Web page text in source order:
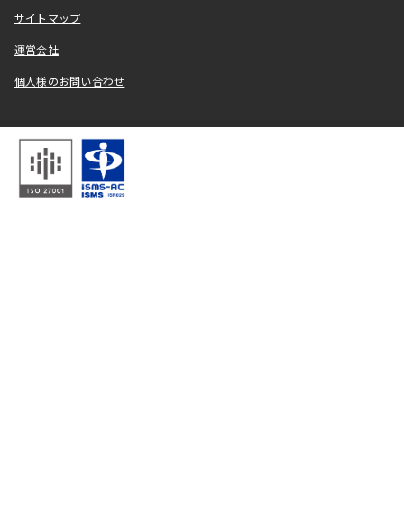
サイトマップ
運営会社
個人様のお問い合わせ